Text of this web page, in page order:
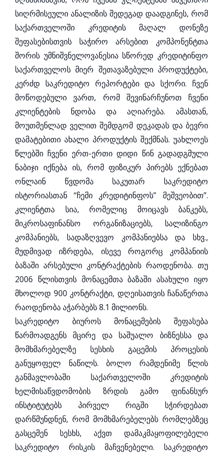
სიღრმისეული ანალიზის შედეგად დაადგინეს, რომ
საქართველოში კრედიტის მაღალ დონეზე
შეფასებისთვის საჭირო არსებით კომპონენტთა
შორის უმნიშვნელოვანესია სწორედ კრედიტინფო
საქართველოს მიერ შეთავაზებული პროდუქტები,
კერძდ საკრედიტო რეპორტები და სქორი. ჩვენ
მოწოდებული ვართ, რომ შევინარჩუნოთ ჩვენი
კლიენტების ნდობა და აღიარება. ამასთან,
მოუთმენლად ველით შემდგომ დეკადას და ბევრი
დამატებითი ახალი პროდუქტის შექმნას. უახლოეს
წლებში ჩვენი ერთ-ერთი დიდი წინ გადადგმული
ნაბიჯი იქნება ის, რომ ფიზიკურ პირებს ექნებათ
ონლაინ წვდომა საკუთარ საკრედიტო
ისტორიასთან “ჩემი კრედიტინფოს” მეშვეობით”.
კლიენტთა სია, რომელიც მოიცავს ბანკებს,
მიკროსაფინანსო ორგანიზაციებს, სალიზინგო
კომპანიებს, სადაზღვევო კომპანიებსა და სხვ.,
მუდმივად იზრდება, ისევე როგორც კომპანიის
ბაზაში არსებული კონტრაქტების რაოდენობა. თუ
2006 წლისთვის მონაცემთა ბაზაში ასახული იყო
მხოლოდ 900 კონტრაქტი, დღეისათვის ჩანაწერთა
რაოდენობა აჭარბებს 8.1 მილიონს.
საკრედიტო ბიუროს მონაცემების შეფასება
წარმოადგენს მცირე და საშუალო ბიზნესსა და
მომხმარებელზე სესხის გაცემის პროცესის
განუყოფელ ნაწილს. ბოლო რამდენიმე წლის
განმავლობაში საქართველოში კრედიტის
ხელმისაწვდომობის ზრდის გამო ფინანსურ
ინსტიტუტებს პირველ რიგში სჭირდებათ
დარწმუნდნენ, რომ მომხმარებელებს რომლებზეც
გასცემენ სესხს, აქვთ დამაკმაყოფილებელი
საკრედიტო რისკის მაჩვენებელი. საკრედიტო